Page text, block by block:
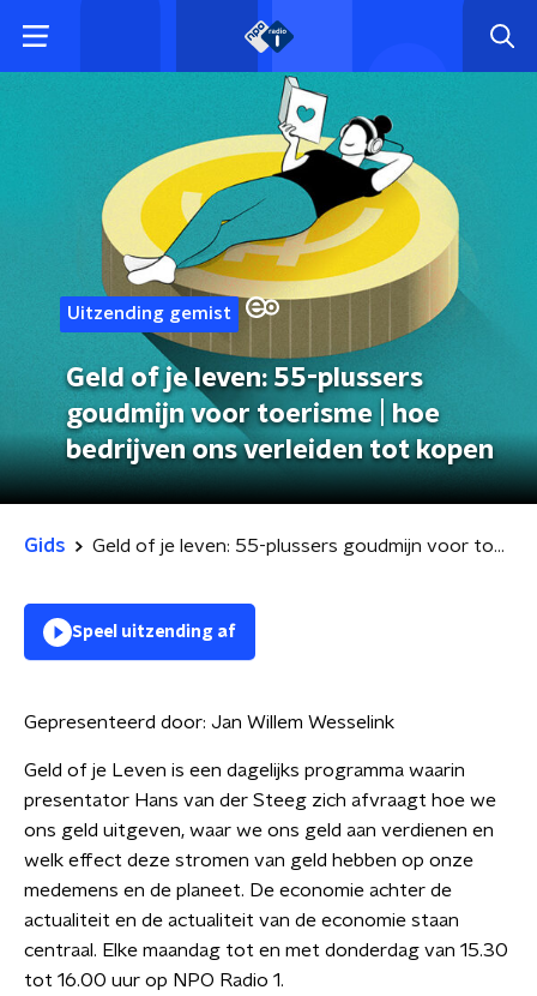
Uitzending gemist
Geld of je leven: 55-plussers
goudmijn voor toerisme | hoe
bedrijven ons verleiden tot kopen
Gids Geld of je leven: 55-plussers goudmijn voor toerisme | hoe bedrijven ons verleiden tot kopen
Speel uitzending af
Gepresenteerd door: Jan Willem Wesselink
Geld of je Leven is een dagelijks programma waarin
presentator Hans van der Steeg zich afvraagt hoe we
ons geld uitgeven, waar we ons geld aan verdienen en
welk effect deze stromen van geld hebben op onze
medemens en de planeet. De economie achter de
actualiteit en de actualiteit van de economie staan
centraal. Elke maandag tot en met donderdag van 15.30
tot 16.00 uur op NPO Radio 1.